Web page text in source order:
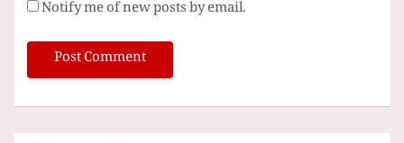
Notify me of new posts by email.